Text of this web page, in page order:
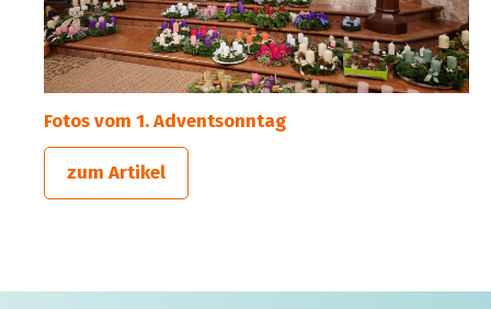
Fotos vom 1. Adventsonntag
zum Artikel